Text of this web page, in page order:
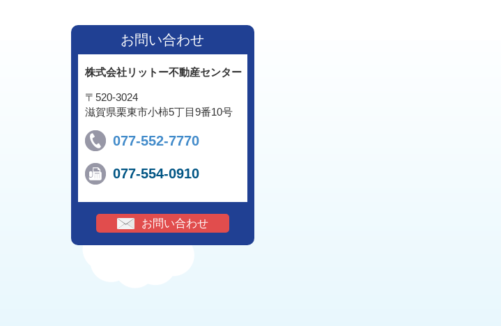
お問い合わせ
株式会社リットー不動産センター
〒520-3024
滋賀県栗東市小柿5丁目9番10号
077-552-7770
077-554-0910
お問い合わせ